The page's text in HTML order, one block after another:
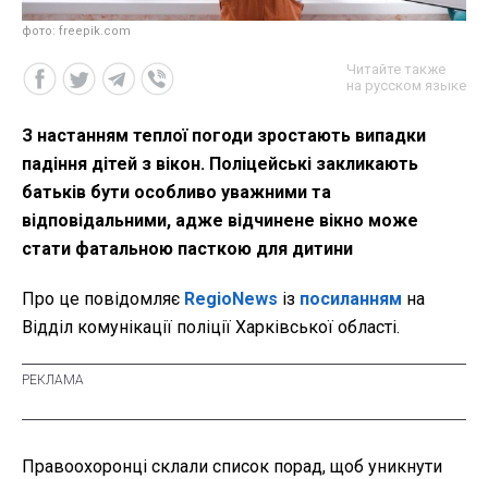
фото: freepik.com
Читайте также
на русском языке
З настанням теплої погоди зростають випадки
падіння дітей з вікон. Поліцейські закликають
батьків бути особливо уважними та
відповідальними, адже відчинене вікно може
стати фатальною пасткою для дитини
Про це повідомляє RegioNews із посиланням на
Відділ комунікації поліції Харківської області.
Правоохоронці склали список порад, щоб уникнути